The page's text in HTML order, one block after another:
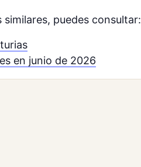
puedes consultar:
en junio de 2026